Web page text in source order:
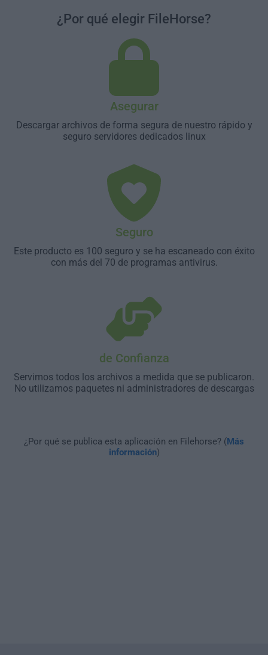
¿Por qué elegir FileHorse?
Asegurar
Descargar archivos de forma segura de nuestro rápido y
seguro servidores dedicados linux
Seguro
Este producto es 100 seguro y se ha escaneado con éxito
con más del 70 de programas antivirus.
de Confianza
Servimos todos los archivos a medida que se publicaron.
No utilizamos paquetes ni administradores de descargas
¿Por qué se publica esta aplicación en Filehorse? (Más
información)